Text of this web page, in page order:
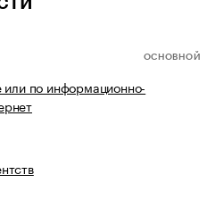
ОСНОВНОЙ
или по информационно-